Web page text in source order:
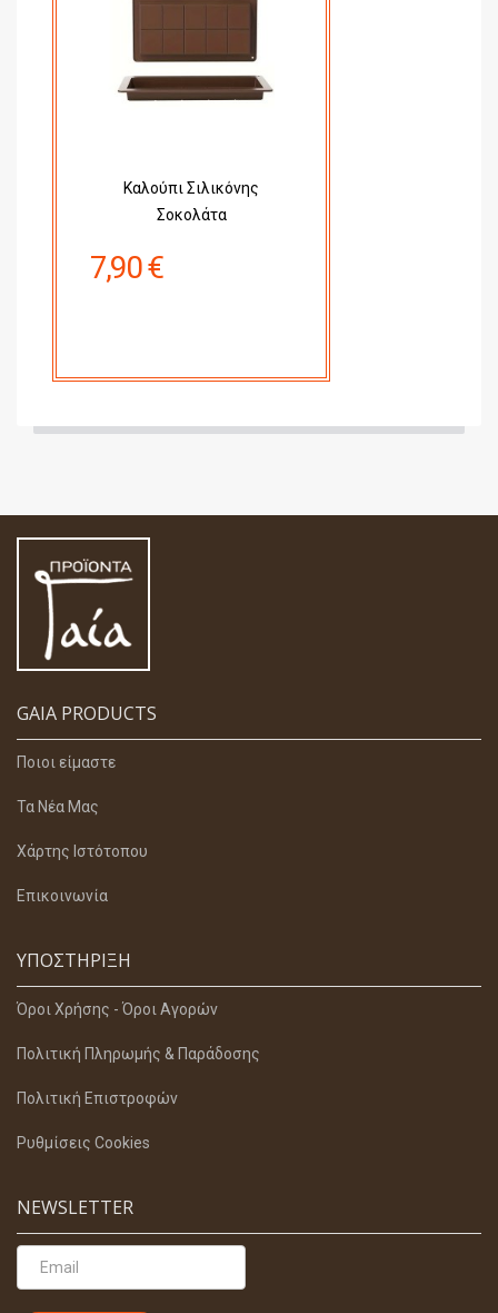
Καλούπι Σιλικόνης
Σοκολάτα
7,90 €
GAIA PRODUCTS
Ποιοι είμαστε
Τα Νέα Μας
Χάρτης Ιστότοπου
Επικοινωνία
ΥΠΟΣΤΉΡΙΞΗ
Όροι Χρήσης - Όροι Αγορών
Πολιτική Πληρωμής & Παράδοσης
Πολιτική Επιστροφών
Ρυθμίσεις Cookies
NEWSLETTER